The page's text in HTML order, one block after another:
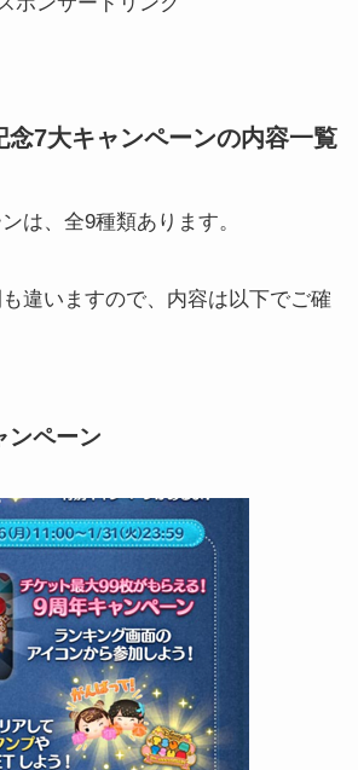
念7大キャンペーンの内容一覧
は、全9種類あります。
違いますので、内容は以下でご確
ンペーン